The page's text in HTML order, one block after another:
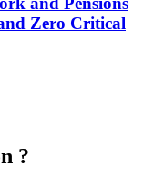
Zero Critical
?